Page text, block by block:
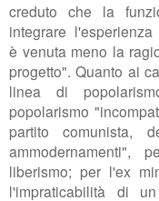
creduto che la
integrare
è venuta meno la
progetto". Quanto ai
linea di
popolarismo "
partito comunista,
ammodernamenti",
liberismo; per l'ex
l'impraticabilità di